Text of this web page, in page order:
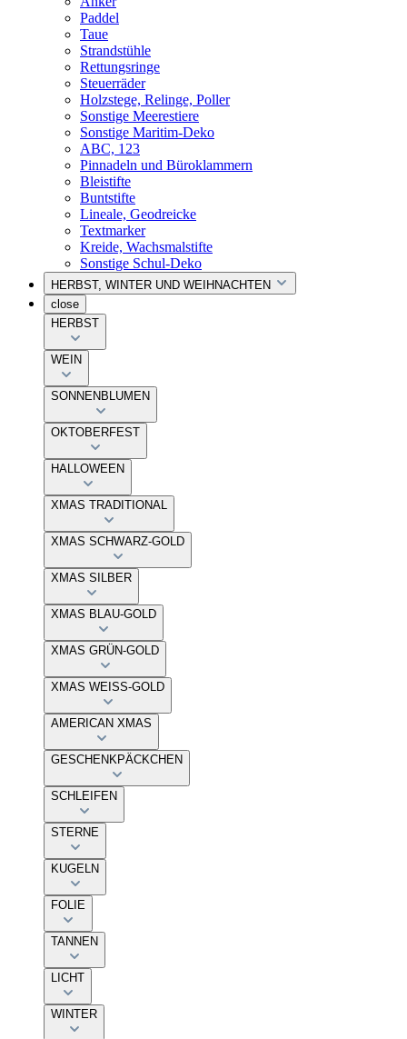
Paddel
Taue
Strandstühle
Rettungsringe
Steuerräder
Holzstege, Relinge, Poller
Sonstige Meerestiere
Sonstige Maritim-Deko
ABC, 123
Pinnadeln und Büroklammern
Bleistifte
Buntstifte
Lineale, Geodreicke
Textmarker
Kreide, Wachsmalstifte
Sonstige Schul-Deko
HERBST, WINTER UND WEIHNACHTEN
close
HERBST
WEIN
SONNENBLUMEN
OKTOBERFEST
HALLOWEEN
XMAS TRADITIONAL
XMAS SCHWARZ-GOLD
XMAS SILBER
XMAS BLAU-GOLD
XMAS GRÜN-GOLD
XMAS WEISS-GOLD
AMERICAN XMAS
GESCHENKPÄCKCHEN
SCHLEIFEN
STERNE
KUGELN
FOLIE
TANNEN
LICHT
WINTER